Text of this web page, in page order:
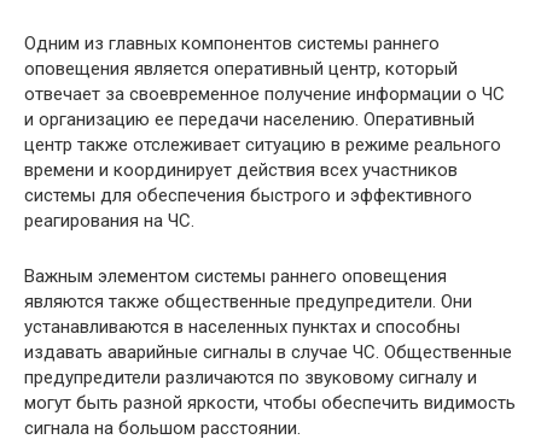
Одним из главных компонентов системы раннего
оповещения является оперативный центр, который
отвечает за своевременное получение информации о ЧС
и организацию ее передачи населению. Оперативный
центр также отслеживает ситуацию в режиме реального
времени и координирует действия всех участников
системы для обеспечения быстрого и эффективного
реагирования на ЧС.
Важным элементом системы раннего оповещения
являются также общественные предупредители. Они
устанавливаются в населенных пунктах и способны
издавать аварийные сигналы в случае ЧС. Общественные
предупредители различаются по звуковому сигналу и
могут быть разной яркости, чтобы обеспечить видимость
сигнала на большом расстоянии.